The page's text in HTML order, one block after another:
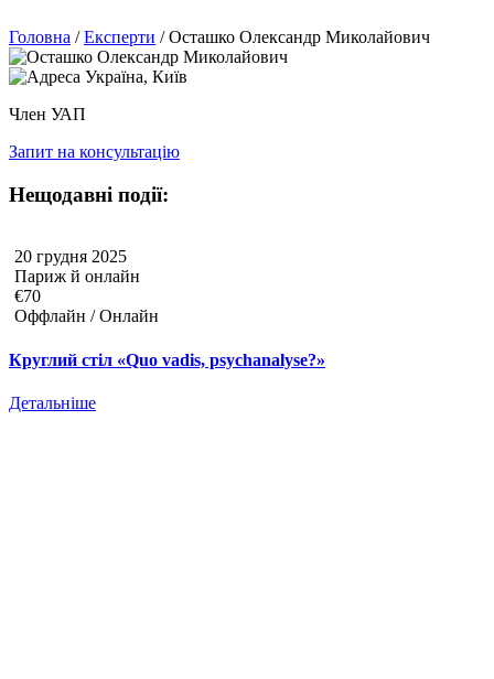
Головна /Експерти /Осташко Олександр Миколайович
Україна, Київ
Член УАП
Запит на консультацію
Нещодавні події:
20 грудня 2025
Париж й онлайн
€70
Оффлайн / Онлайн
Круглий стіл «Quo vadis, psychanalyse?»
Детальніше